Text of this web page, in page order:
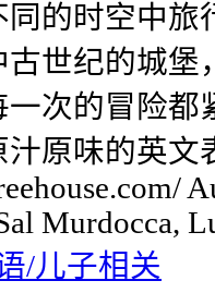
的时空中
世纪的城
次的冒险都
原味的英文
Murdocca,
/儿子相关